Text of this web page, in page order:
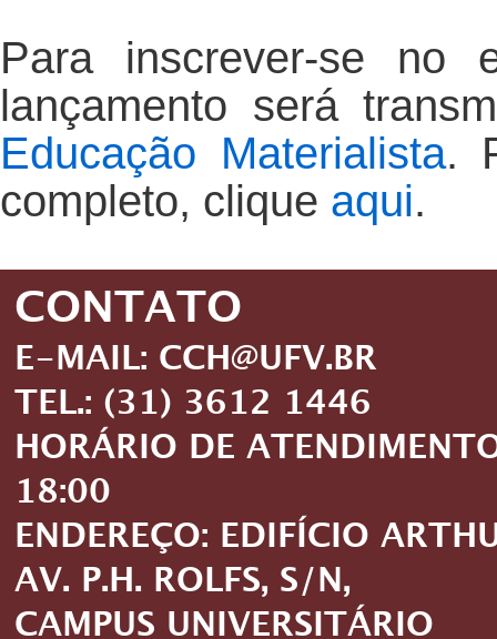
Para inscrever-se no
lançamento será
Educação Materialista.
completo, clique aqui.
CONTATO
E-MAIL: CCH@UFV.BR
TEL.: (31) 3612 1446
HORÁRIO DE
18:00
ENDEREÇO: EDIFÍCIO
AV. P.H. ROLFS, S/N,